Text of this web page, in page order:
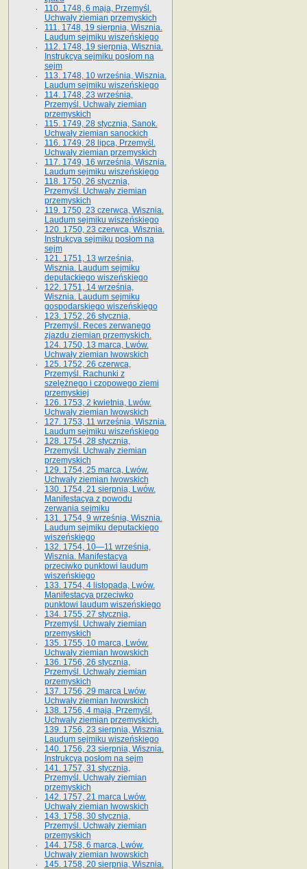
110. 1748, 6 maja, Przemyśl.
Uchwały ziemian przemyskich
111. 1748, 19 sierpnia, Wisznia.
Laudum sejmiku wiszeńskiego
112. 1748, 19 sierpnia, Wisznia.
Instrukcya sejmiku posłom na
sejm
113. 1748, 10 września, Wisznia.
Laudum sejmiku wiszeńskiego
114. 1748, 23 września,
Przemyśl. Uchwały ziemian
przemyskich
115. 1749, 28 stycznia, Sanok.
Uchwały ziemian sanockich
116. 1749, 28 lipca, Przemyśl.
Uchwały ziemian przemyskich
117. 1749, 16 września, Wisznia.
Laudum sejmiku wiszeńskiego
118. 1750, 26 stycznia,
Przemyśl. Uchwały ziemian
przemyskich
119. 1750, 23 czerwca, Wisznia.
Laudum sejmiku wiszeńskiego
120. 1750, 23 czerwca, Wisznia.
Instrukcya sejmiku posłom na
sejm
121. 1751, 13 września,
Wisznia. Laudum sejmiku
deputackiego wiszeńskiego
122. 1751, 14 września,
Wisznia. Laudum sejmiku
gospodarskiego wiszeńskiego
123. 1752, 26 stycznia,
Przemyśl. Reces zerwanego
zjazdu ziemian przemyskich.
124. 1750, 13 marca, Lwów.
Uchwały ziemian lwowskich
125. 1752, 26 czerwca,
Przemyśl. Rachunki z
szelężnego i czopowego ziemi
przemyskiej
126. 1753, 2 kwietnia, Lwów.
Uchwały ziemian lwowskich
127. 1753, 11 września, Wisznia.
Laudum sejmiku wiszeńskiego
128. 1754, 28 stycznia,
Przemyśl. Uchwały ziemian
przemyskich
129. 1754, 25 marca, Lwów.
Uchwały ziemian lwowskich
130. 1754, 21 sierpnia, Lwów.
Manifestacya z powodu
zerwania sejmiku
131. 1754, 9 września, Wisznia.
Laudum sejmiku deputackiego
wiszeńskiego
132. 1754, 10—11 września,
Wisznia. Manifestacya
przeciwko punktowi laudum
wiszeńskiego
133. 1754, 4 listopada, Lwów.
Manifestacya przeciwko
punktowi laudum wiszeńskiego
134. 1755, 27 stycznia,
Przemyśl. Uchwały ziemian
przemyskich
135. 1755, 10 marca, Lwów.
Uchwały ziemian lwowskich
136. 1756, 26 stycznia,
Przemyśl. Uchwały ziemian
przemyskich
137. 1756, 29 marca Lwów.
Uchwały ziemian lwowskich
138. 1756, 4 maja, Przemyśl.
Uchwały ziemian przemyskich.
139. 1756, 23 sierpnia, Wisznia.
Laudum sejmiku wiszeńskiego
140. 1756, 23 sierpnia, Wisznia.
Instrukcya posłom na sejm
141. 1757, 31 stycznia,
Przemyśl. Uchwały ziemian
przemyskich
142. 1757, 21 marca Lwów.
Uchwały ziemian lwowskich
143. 1758, 30 stycznia,
Przemyśl. Uchwały ziemian
przemyskich
144. 1758, 6 marca, Lwów.
Uchwały ziemian lwowskich
145. 1758, 20 sierpnia, Wisznia.